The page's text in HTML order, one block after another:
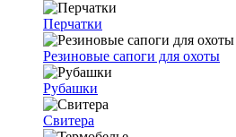
Перчатки
Резиновые сапоги для охоты
Рубашки
Свитера